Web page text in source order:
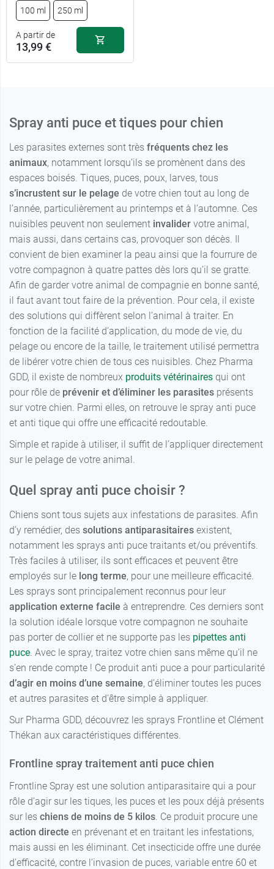
100 ml 250 ml
A partir de
13,99 €
100 ml 13,99 €
250 ml 24,49 €
Spray anti puce et tiques pour chien
Les parasites externes sont très fréquents chez les
animaux, notamment lorsqu’ils se promènent dans des
espaces boisés. Tiques, puces, poux, larves, tous
s’incrustent sur le pelage de votre chien tout au long de
l’année, particulièrement au printemps et à l’automne. Ces
nuisibles peuvent non seulement invalider votre animal,
mais aussi, dans certains cas, provoquer son décès. Il
convient de bien examiner la peau ainsi que la fourrure de
votre compagnon à quatre pattes dès lors qu’il se gratte.
Afin de garder votre animal de compagnie en bonne santé,
il faut avant tout faire de la prévention. Pour cela, il existe
des solutions qui diffèrent selon l’animal à traiter. En
fonction de la facilité d’application, du mode de vie, du
pelage ou encore de la taille, le traitement utilisé permettra
de libérer votre chien de tous ces nuisibles. Chez Pharma
GDD, il existe de nombreux produits vétérinaires qui ont
pour rôle de prévenir et d’éliminer les parasites présents
sur votre chien. Parmi elles, on retrouve le spray anti puce
et anti tique qui offre une efficacité redoutable.
Simple et rapide à utiliser, il suffit de l’appliquer directement
sur le pelage de votre animal.
Quel spray anti puce choisir ?
Chiens sont tous sujets aux infestations de parasites. Afin
d’y remédier, des solutions antiparasitaires existent,
notamment les sprays anti puce traitants et/ou préventifs.
Très faciles à utiliser, ils sont efficaces et peuvent être
employés sur le long terme, pour une meilleure efficacité.
Les sprays sont principalement reconnus pour leur
application externe facile à entreprendre. Ces derniers sont
la solution idéale lorsque votre compagnon ne souhaite
pas porter de collier et ne supporte pas les pipettes anti
puce . Avec le spray, traitez votre chien sans même qu’il ne
s’en rende compte ! Ce produit anti puce a pour particularité
d’agir en moins d’une semaine, d’éliminer toutes les puces
et autres parasites et d’être simple à appliquer.
Sur Pharma GDD, découvrez les sprays Frontline et Clément
Thékan aux caractéristiques différentes.
Frontline spray traitement anti puce chien
Frontline Spray est une solution antiparasitaire qui a pour
rôle d’agir sur les tiques, les puces et les poux déjà présents
sur les chiens de moins de 5 kilos . Ce produit procure une
action directe en prévenant et en traitant les infestations,
mais aussi en les éliminant. Cet insecticide offre une durée
d’efficacité, contre l’invasion de puces, variable entre 60 et